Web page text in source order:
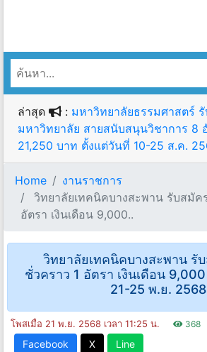
ล่าสุด : มหาวิทยาลัยธรรมศาสตร์
มหาวิทยาลัย สายสนับสนุนวิชาการ 8
21,250 บาท ตั้งแต่วันที่ 10-25 ส.ค.
Home
งานราชการ
วิทยาลัยเทคนิคบางสะพาน รับสมัค
อัตรา เงินเดือน 9,000..
วิทยาลัยเทคนิคบางสะพาน รั
ชั่วคราว 1 อัตรา เงินเดือน
21-25 พ.ย. 2568
โพสเมื่อ 21 พ.ย. 2568 เวลา 11:25 น. 368
Facebook X Line